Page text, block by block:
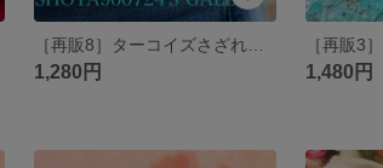
［再販8］ターコイズさざれブレスレット #minne_new #ターコイズ #12月誕生石
1,280円 1,480円